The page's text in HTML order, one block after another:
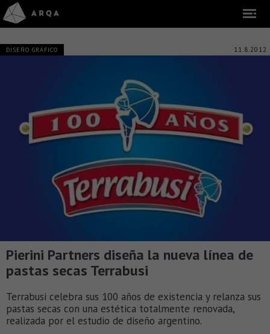
DISEÑO GRÁFICO 11.8.2012
Pierini Partners diseña la nueva línea de
pastas secas Terrabusi
Terrabusi celebra sus 100 años de existencia y relanza sus
pastas secas con una estética totalmente renovada,
realizada por el estudio de diseño argentino.